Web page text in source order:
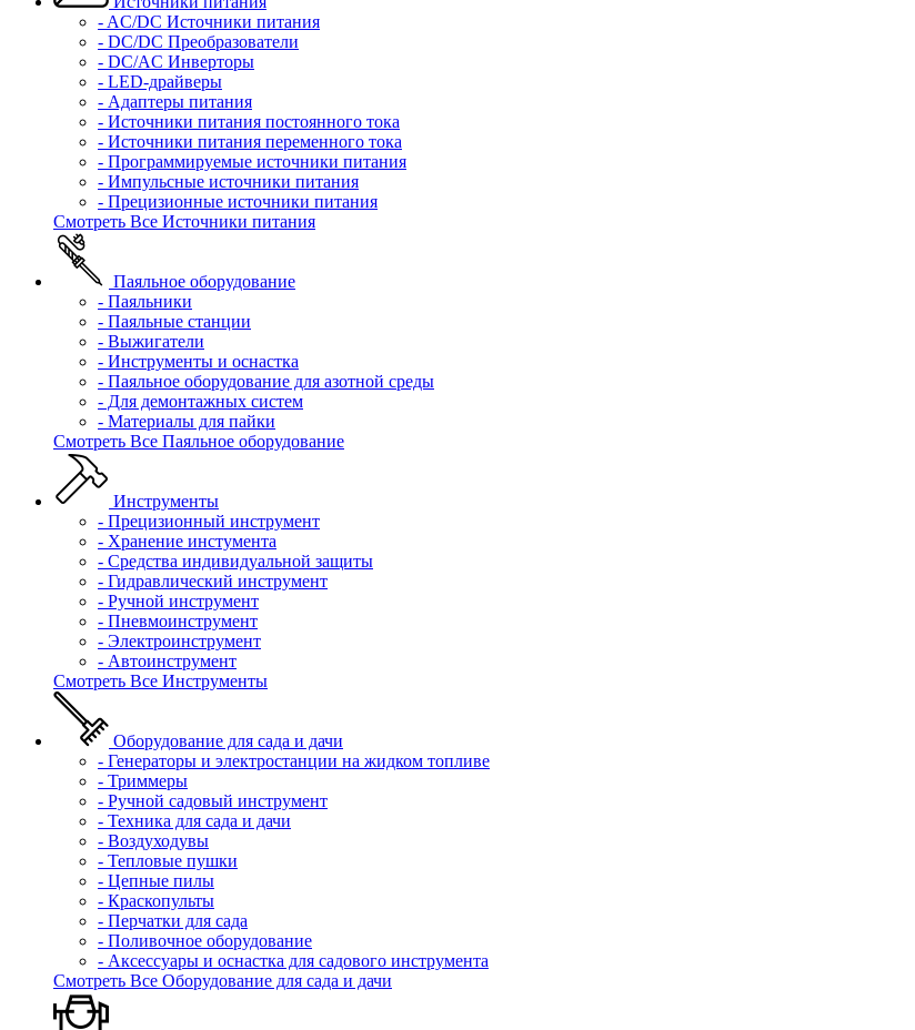
- AC/DC Источники питания
- DC/DC Преобразователи
- DC/AC Инверторы
- LED-драйверы
- Адаптеры питания
- Источники питания постоянного тока
- Источники питания переменного тока
- Программируемые источники питания
- Импульсные источники питания
- Прецизионные источники питания
Смотреть Все Источники питания
Паяльное оборудование
- Паяльники
- Паяльные станции
- Выжигатели
- Инструменты и оснастка
- Паяльное оборудование для азотной среды
- Для демонтажных систем
- Материалы для пайки
Смотреть Все Паяльное оборудование
Инструменты
- Прецизионный инструмент
- Хранение инстумента
- Средства индивидуальной защиты
- Гидравлический инструмент
- Ручной инструмент
- Пневмоинструмент
- Электроинструмент
- Автоинструмент
Смотреть Все Инструменты
Оборудование для сада и дачи
- Генераторы и электростанции на жидком топливе
- Триммеры
- Ручной садовый инструмент
- Техника для сада и дачи
- Воздуходувы
- Тепловые пушки
- Цепные пилы
- Краскопульты
- Перчатки для сада
- Поливочное оборудование
- Аксессуары и оснастка для садового инструмента
Смотреть Все Оборудование для сада и дачи